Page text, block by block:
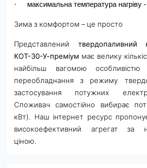
· максимальна температура нагріву
Зима з комфортом – це просто
Представлений твердопаливний
КОТ-30-У-преміум має велику
найбільш вагомою
переобладнання з режиму
застосування потужних
Споживач самостійно вибирає
кВт). Наш інтернет ресурс
високоефективний агрегат за
ціною.